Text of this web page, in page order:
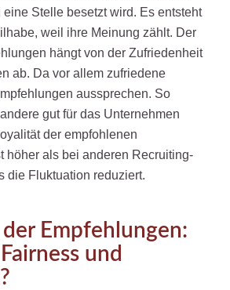
Stelle besetzt wird. Es entsteht
weil ihre Meinung zählt. Der
hängt von der Zufriedenheit
ab. Da vor allem zufriedene
aussprechen. So
gut für das Unternehmen
der empfohlenen
höher als bei anderen Recruiting-
die Fluktuation reduziert.
Empfehlungen:
und